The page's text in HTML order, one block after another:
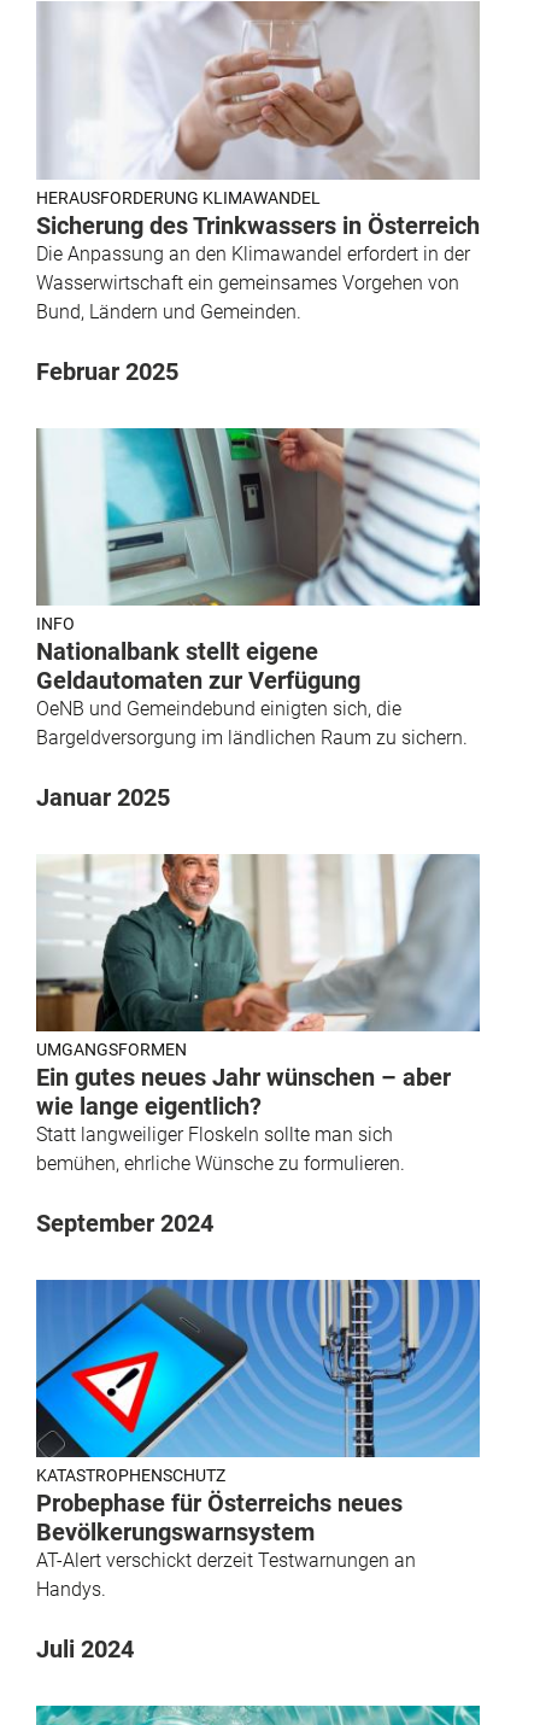
HERAUSFORDERUNG KLIMAWANDEL
Sicherung des Trinkwassers in Österreich
Die Anpassung an den Klimawandel erfordert in der
Wasserwirtschaft ein gemeinsames Vorgehen von
Bund, Ländern und Gemeinden.
Februar 2025
INFO
Nationalbank stellt eigene
Geldautomaten zur Verfügung
OeNB und Gemeindebund einigten sich, die
Bargeldversorgung im ländlichen Raum zu sichern.
Januar 2025
UMGANGSFORMEN
Ein gutes neues Jahr wünschen – aber
wie lange eigentlich?
Statt langweiliger Floskeln sollte man sich
bemühen, ehrliche Wünsche zu formulieren.
September 2024
KATASTROPHENSCHUTZ
Probephase für Österreichs neues
Bevölkerungswarnsystem
AT-Alert verschickt derzeit Testwarnungen an
Handys.
Juli 2024